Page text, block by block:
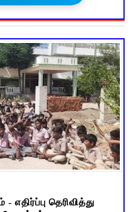
எதிர்ப்பு தெரிவித்து